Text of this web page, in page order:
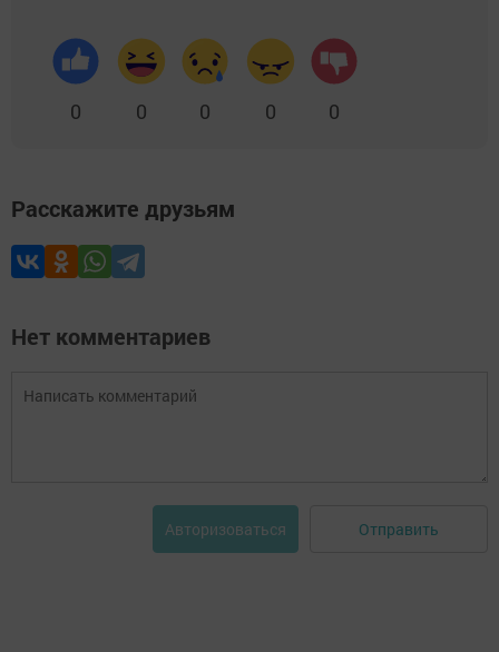
0 0 0 0 0
Расскажите друзьям
Нет комментариев
Авторизоваться Отправить